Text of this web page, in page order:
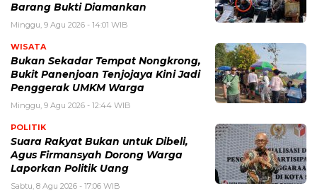
Barang Bukti Diamankan
Minggu, 9 Agu 2026 - 14:01 WIB
WISATA
Bukan Sekadar Tempat Nongkrong,
Bukit Panenjoan Tenjojaya Kini Jadi
Penggerak UMKM Warga
Minggu, 9 Agu 2026 - 12:44 WIB
POLITIK
Suara Rakyat Bukan untuk Dibeli,
Agus Firmansyah Dorong Warga
Laporkan Politik Uang
Sabtu, 8 Agu 2026 - 17:06 WIB